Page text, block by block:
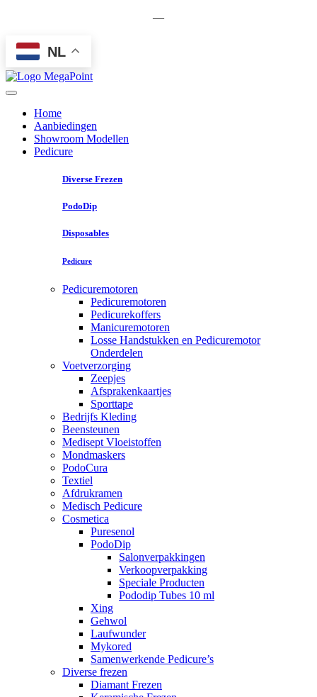
—
NL
Home
Aanbiedingen
Showroom Modellen
Pedicure
Diverse Frezen
PodoDip
Disposables
Pedicure
Pedicuremotoren
Pedicuremotoren
Pedicurekoffers
Manicuremotoren
Losse Handstukken en Pedicuremotor
Onderdelen
Voetverzorging
Zeepjes
Afsprakenkaartjes
Sporttape
Bedrijfs Kleding
Beensteunen
Medisept Vloeistoffen
Mondmaskers
PodoCura
Textiel
Afdrukramen
Medisch Pedicure
Cosmetica
Puresenol
PodoDip
Salonverpakkingen
Verkoopverpakking
Speciale Producten
Pododip Tubes 10 ml
Xing
Gehwol
Laufwunder
Mykored
Samenwerkende Pedicure’s
Diverse frezen
Diamant Frezen